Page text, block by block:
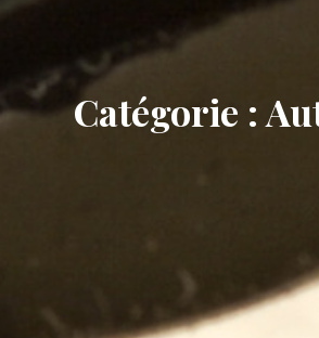
Catégorie :